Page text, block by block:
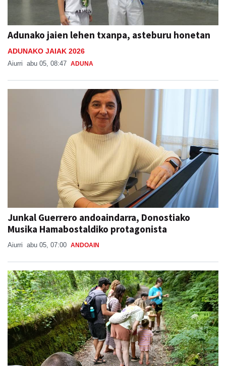
Adunako jaien lehen txanpa, asteburu honetan
ADUNAKO JAIAK 2026
Aiurri abu 05, 08:47 ADUNA
Junkal Guerrero andoaindarra, Donostiako
Musika Hamabostaldiko protagonista
Aiurri abu 05, 07:00 ANDOAIN